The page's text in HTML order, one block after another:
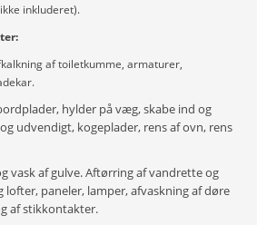
inkluderet).
af toiletkumme, armaturer,
hylder på væg, skabe ind og
udvendigt, kogeplader, rens af ovn, rens
vask af gulve. Aftørring af vandrette og
paneler, lamper, afvaskning af døre
af stikkontakter.